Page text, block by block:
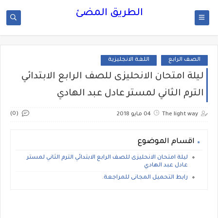
الطريق المضئ
الصف الرابع اللغة الانجليزية
ليلة امتحان الانحليزى للصف الرابع الابتدائي
الترم الثاني لمستر عادل عبد الهادي
The light way 04 مايو 2018 (0)
اقسام الموضوع
ليلة امتحان الانحليزى للصف الرابع الابتدائي الترم الثاني لمستر
عادل عبد الهادي
رابط التحميل المجانى للمراجعة.